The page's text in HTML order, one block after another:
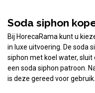
Soda siphon
Bij HorecaRama kunt u
in luxe uitvoering. De soda
siphon met koel water,
een soda siphon patroon.
is deze gereed voor gebruik.